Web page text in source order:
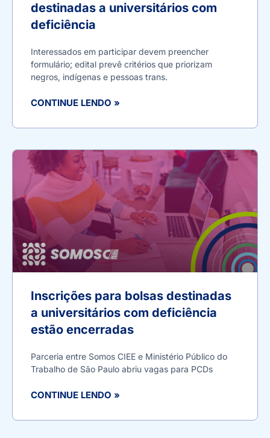
destinadas a universitários com
deficiência
Interessados em participar devem preencher
formulário; edital prevê critérios que priorizam
negros, indígenas e pessoas trans.
CONTINUE LENDO »
Inscrições para bolsas destinadas
a universitários com deficiência
estão encerradas
Parceria entre Somos CIEE e Ministério Público do
Trabalho de São Paulo abriu vagas para PCDs
CONTINUE LENDO »